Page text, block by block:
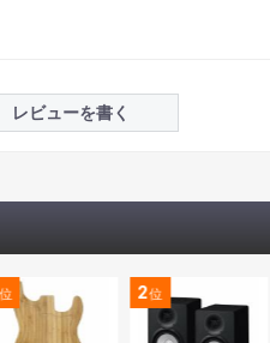
レビューを書く
位 2位